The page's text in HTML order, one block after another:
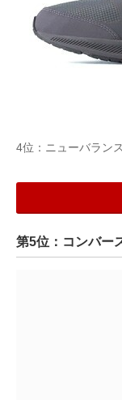
4位：ニューバラン
第5位：コンバー